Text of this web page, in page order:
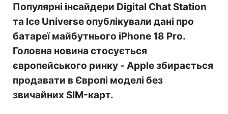
Популярні інсайдери Digital Chat Station
та Ice Universe опублікували дані про
батареї майбутнього iPhone 18 Pro.
Головна новина стосується
європейського ринку - Apple збирається
продавати в Європі моделі без
звичайних SIM-карт.